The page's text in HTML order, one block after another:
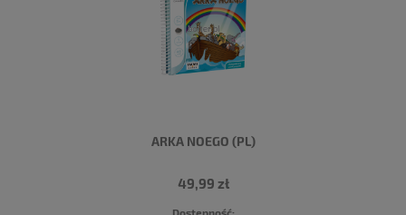
ARKA NOEGO (PL)
49,99 zł